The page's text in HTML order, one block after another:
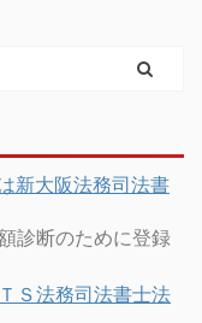
新大阪法務司法書
診断のために登録
Ｓ法務司法書士法